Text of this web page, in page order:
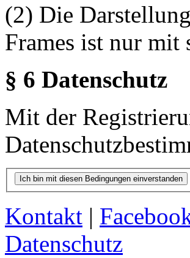
(2) Die
Frames ist nur
§ 6 Datenschutz
Mit der
Kontakt |
Datenschutz